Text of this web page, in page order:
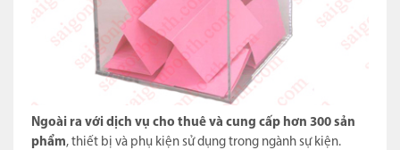
Ngoài ra với dịch vụ cho thuê và cung cấp hơn 300 sản
phẩm, thiết bị và phụ kiện sử dụng trong ngành sự kiện.